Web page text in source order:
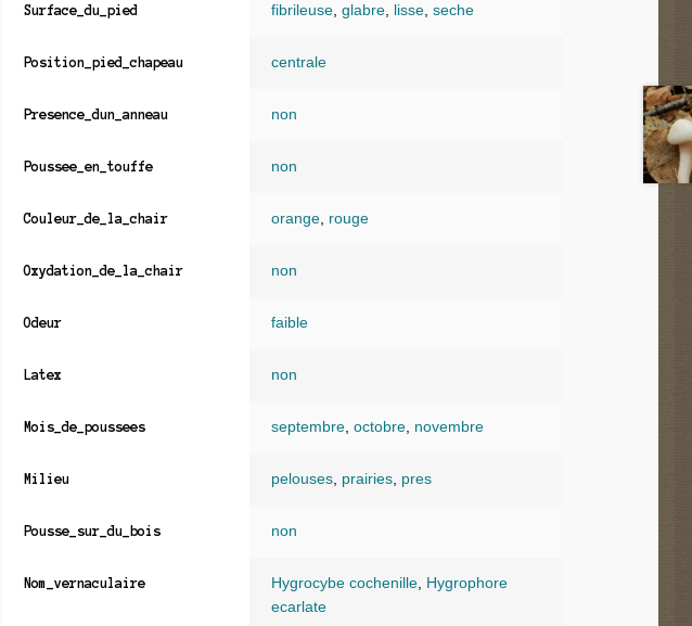
Surface_du_pied fibrileuse, glabre, lisse, seche
Position_pied_chapeau centrale
Presence_dun_anneau non
Poussee_en_touffe non
Couleur_de_la_chair orange, rouge
Oxydation_de_la_chair non
Odeur faible
Latex non
Mois_de_poussees septembre, octobre, novembre
Milieu pelouses, prairies, pres
Pousse_sur_du_bois non
Nom_vernaculaire Hygrocybe cochenille, Hygrophore
ecarlate